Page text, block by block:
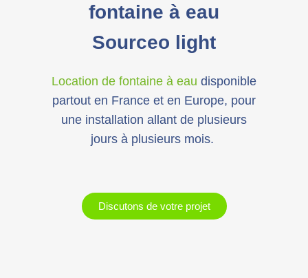
fontaine à eau
Sourceo light
Location de fontaine à eau disponible
partout en France et en Europe, pour
une installation allant de plusieurs
jours à plusieurs mois.
Discutons de votre projet